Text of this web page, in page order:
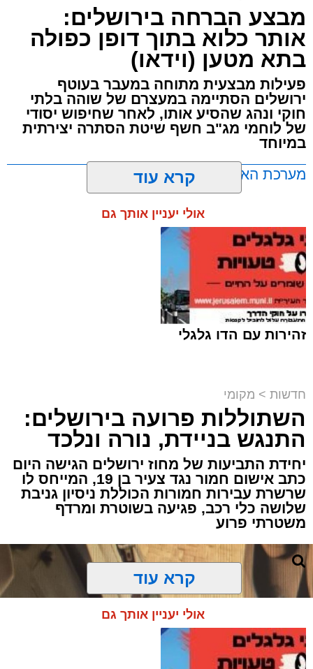
מבצע הברחה בירושלים:
אותר כלוא בתוך דופן כפולה
בתא מטען (וידאו)
פעילות מבצעית מתוחה במעבר בעוטף
ירושלים הסתיימה במעצרם של שוהה בלתי
חוקי ונהג שהסיע אותו, לאחר שחיפוש יסודי
של לוחמי מג"ב חשף שיטת הסתרה יצירתית
במיוחד
מערכת האתר / 17:21 09.08.26
תגים:ירושלים,
פעילות מבצעית מתוחה במעבר בעוטף
ירושלים הסתיימה במעצרם של שוהה בלתי
חוקי ונהג שהסיע אותו, לאחר שחיפוש יסודי
של לוחמי מג"ב חשף שיטת הסתרה יצירתית
במיוחד.
האירוע התרחש במהלך פעילות משותפת של
לוחמי מג״ב עוטף ירושלים ולוחמי המעברים
לשמירה על הביטחון השוטף בגזרת הבירה.
הכוחות עצרו לבדיקה שגרתית רכב שעורר את
חשדם, ועד מהרה הבינו שמשהו אינו כשורה.
במהלך בדיקה יסודית של חלל הרכב, הבחינו
הלוחמים כי בתא המטען קיימת דופן שאינה
קרא עוד
אולי יעניין אותך גם
זהירות עם הדו גלגלי
חדשות > מקומי
השתוללות פרועה בירושלים:
התנגש בניידת, נורה ונלכד
יחידת התביעות של מחוז ירושלים הגישה היום
כתב אישום חמור נגד צעיר בן 19, המייחס לו
שרשרת עבירות חמורות הכוללת ניסיון גניבת
שלושה כלי רכב, פגיעה בשוטרת ומרדף
משטרתי פרוע
קרא עוד
אולי יעניין אותך גם